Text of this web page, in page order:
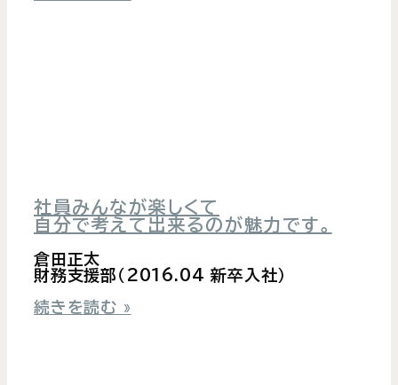
社員みんなが楽しくて
自分で考えて出来るのが魅力です。
倉田正太
財務支援部（2016.04 新卒入社）
続きを読む »